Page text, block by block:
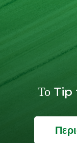
Το Tip